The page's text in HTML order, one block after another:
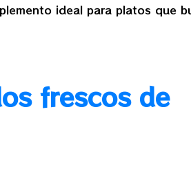
ideal para platos que
frescos de